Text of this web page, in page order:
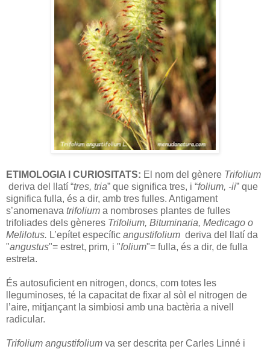
ETIMOLOGIA I CURIOSITATS: El nom del gènere Trifolium
deriva del llatí “tres, tria” que significa tres, i “folium, -ii” que
significa fulla, és a dir, amb tres fulles. Antigament
s’anomenava trifolium a nombroses plantes de fulles
trifoliades dels gèneres Trifolium, Bituminaria, Medicago o
Melilotus. L’epítet específic angustifolium deriva del llatí da
"angustus"= estret, prim, i "folium"= fulla, és a dir, de fulla
estreta.
És autosuficient en nitrogen, doncs, com totes les
lleguminoses, té la capacitat de fixar al sòl el nitrogen de
l’aire, mitjançant la simbiosi amb una bactèria a nivell
radicular.
Trifolium angustifolium va ser descrita per Carles Linné i